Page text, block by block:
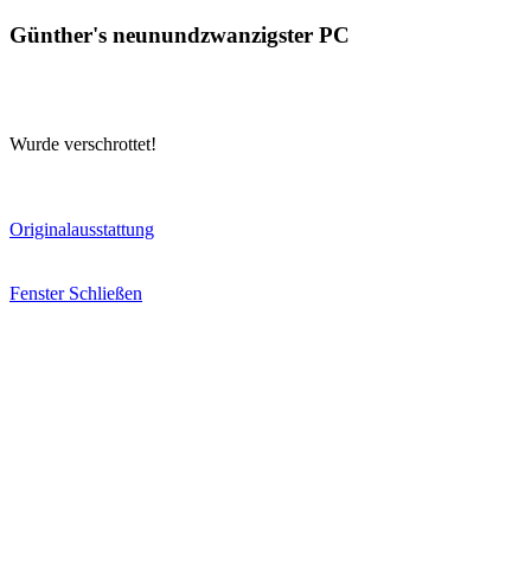
Günther's neunundzwanzigster PC
Wurde verschrottet!
Originalausstattung
Fenster Schließen